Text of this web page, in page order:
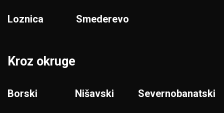
Loznica Smederevo
Kroz okruge
Borski Nišavski Severnobanatski